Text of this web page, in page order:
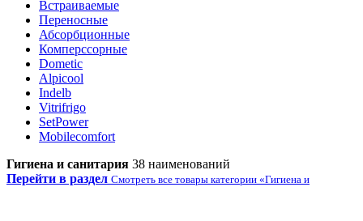
Встраиваемые
Переносные
Абсорбционные
Комперссорные
Dometic
Alpicool
Indelb
Vitrifrigo
SetPower
Mobilecomfort
Гигиена и санитария 38 наименований
Перейти в раздел Смотреть все товары категории «Гигиена и